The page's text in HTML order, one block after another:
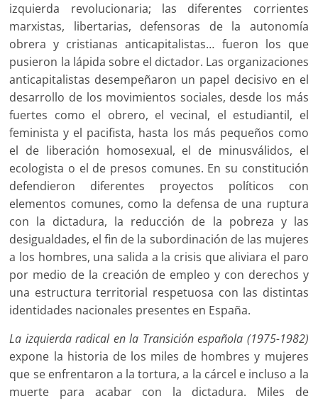
izquierda revolucionaria; las diferentes corrientes
marxistas, libertarias, defensoras de la autonomía
obrera y cristianas anticapitalistas… fueron los que
pusieron la lápida sobre el dictador. Las organizaciones
anticapitalistas desempeñaron un papel decisivo en el
desarrollo de los movimientos sociales, desde los más
fuertes como el obrero, el vecinal, el estudiantil, el
feminista y el pacifista, hasta los más pequeños como
el de liberación homosexual, el de minusválidos, el
ecologista o el de presos comunes. En su constitución
defendieron diferentes proyectos políticos con
elementos comunes, como la defensa de una ruptura
con la dictadura, la reducción de la pobreza y las
desigualdades, el fin de la subordinación de las mujeres
a los hombres, una salida a la crisis que aliviara el paro
por medio de la creación de empleo y con derechos y
una estructura territorial respetuosa con las distintas
identidades nacionales presentes en España.
La izquierda radical en la Transición española (1975-1982)
expone la historia de los miles de hombres y mujeres
que se enfrentaron a la tortura, a la cárcel e incluso a la
muerte para acabar con la dictadura. Miles de